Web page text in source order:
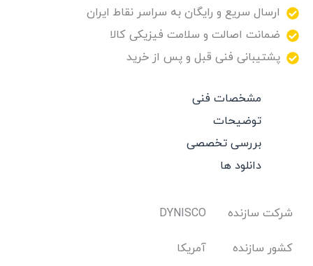
ارسال سریع و رایگان به سراسر نقاط ایران
ضمانت اصالت و سلامت فیزیکی کالا
پشتیبانی فنی قبل و پس از خرید
مشخصات فنی
توضیحات
بررسی تخصصی
دانلود ها
شرکت سازنده DYNISCO
کشور سازنده آمریکا